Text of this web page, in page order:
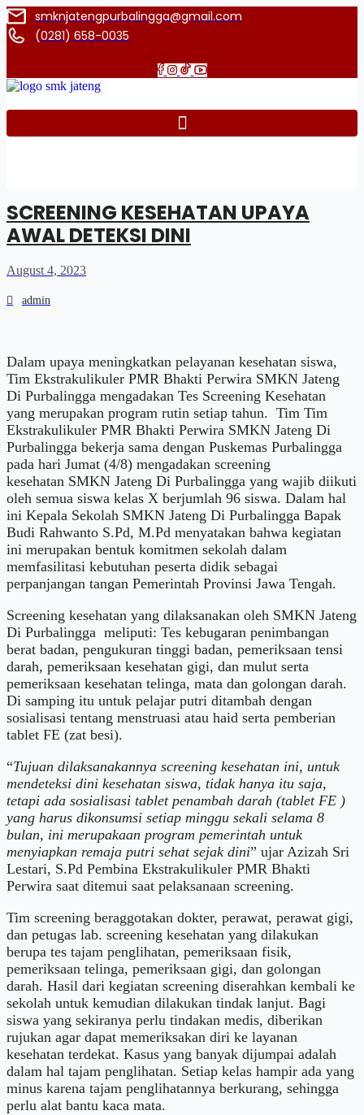
smknjatengpurbalingga@gmail.com
(0281) 658-0035
SCREENING KESEHATAN UPAYA
AWAL DETEKSI DINI
August 4, 2023
admin
Dalam upaya meningkatkan pelayanan kesehatan siswa,
Tim Ekstrakulikuler PMR Bhakti Perwira SMKN Jateng
Di Purbalingga mengadakan Tes Screening Kesehatan
yang merupakan program rutin setiap tahun. Tim Tim
Ekstrakulikuler PMR Bhakti Perwira SMKN Jateng Di
Purbalingga bekerja sama dengan Puskemas Purbalingga
pada hari Jumat (4/8) mengadakan screening
kesehatan SMKN Jateng Di Purbalingga yang wajib diikuti
oleh semua siswa kelas X berjumlah 96 siswa. Dalam hal
ini Kepala Sekolah SMKN Jateng Di Purbalingga Bapak
Budi Rahwanto S.Pd, M.Pd menyatakan bahwa kegiatan
ini merupakan bentuk komitmen sekolah dalam
memfasilitasi kebutuhan peserta didik sebagai
perpanjangan tangan Pemerintah Provinsi Jawa Tengah.
Screening kesehatan yang dilaksanakan oleh SMKN Jateng
Di Purbalingga meliputi: Tes kebugaran penimbangan
berat badan, pengukuran tinggi badan, pemeriksaan tensi
darah, pemeriksaan kesehatan gigi, dan mulut serta
pemeriksaan kesehatan telinga, mata dan golongan darah.
Di samping itu untuk pelajar putri ditambah dengan
sosialisasi tentang menstruasi atau haid serta pemberian
tablet FE (zat besi).
“Tujuan dilaksanakannya screening kesehatan ini, untuk
mendeteksi dini kesehatan siswa, tidak hanya itu saja,
tetapi ada sosialisasi tablet penambah darah (tablet FE )
yang harus dikonsumsi setiap minggu sekali selama 8
bulan, ini merupakaan program pemerintah untuk
menyiapkan remaja putri sehat sejak dini” ujar Azizah Sri
Lestari, S.Pd Pembina Ekstrakulikuler PMR Bhakti
Perwira saat ditemui saat pelaksanaan screening.
Tim screening beraggotakan dokter, perawat, perawat gigi,
dan petugas lab. screening kesehatan yang dilakukan
berupa tes tajam penglihatan, pemeriksaan fisik,
pemeriksaan telinga, pemeriksaan gigi, dan golongan
darah. Hasil dari kegiatan screening diserahkan kembali ke
sekolah untuk kemudian dilakukan tindak lanjut. Bagi
siswa yang sekiranya perlu tindakan medis, diberikan
rujukan agar dapat memeriksakan diri ke layanan
kesehatan terdekat. Kasus yang banyak dijumpai adalah
dalam hal tajam penglihatan. Setiap kelas hampir ada yang
minus karena tajam penglihatannya berkurang, sehingga
perlu alat bantu kaca mata.